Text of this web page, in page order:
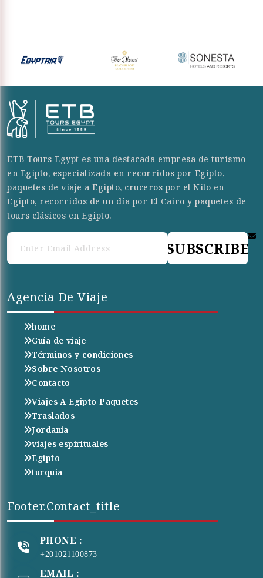
ETB Tours Egypt es una destacada empresa de turismo
en Egipto, especializada en recorridos por Egipto,
paquetes de viaje a Egipto, cruceros por el Nilo en
Egipto, recorridos de un día por El Cairo y paquetes de
tours clásicos en Egipto.
SUBSCRIBE
Agencia De Viaje
home
Guía de viaje
Términos y condiciones
Sobre Nosotros
Contacto
Viajes A Egipto Paquetes
Traslados
Jordania
viajes espirituales
Egipto
turquia
Footer.contact_title
PHONE :
+201021100873
EMAIL :